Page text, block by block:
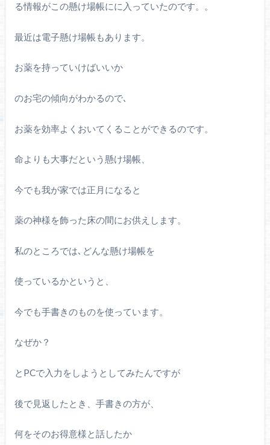
る情報がこの懸け場帳にに入っていたのです。。
最近は電子懸け場帳もあります。
お薬を持っていけばいいか
のお宅の傾向がわかるので､
お薬を効率よくおいてくることができるのです。
命よりも大事だという懸け場帳、
今でも我が家では正月になると
薬の神様を飾った床の間にお供えします。
私のところでは､どんな懸け場帳を
使っているかというと、
今でも手書きのものを使っています。
なぜか？
と PCで入力をしようとしてみたんですが
後で見返したとき、手書きの方が、
何をそのお得意様と話したか